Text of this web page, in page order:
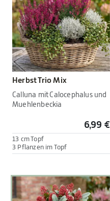
Herbst Trio Mix
Calluna mit Calocephalus und
Muehlenbeckia
6,99 €
13 cm Topf
3 Pflanzen im Topf